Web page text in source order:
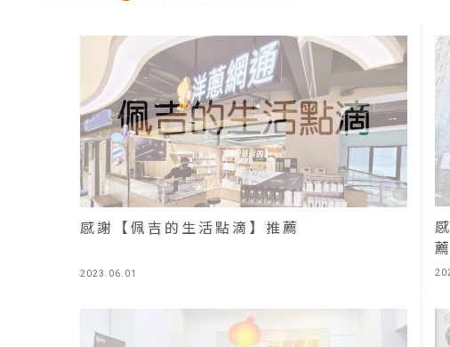
2023.06.01
感謝【佩吉的生活點滴】推薦
薦